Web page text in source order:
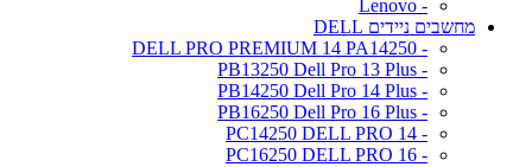
- Lenovo
מחשבים ניידים DELL
- DELL PRO PREMIUM 14 PA14250
- PB13250 Dell Pro 13 Plus
- PB14250 Dell Pro 14 Plus
- PB16250 Dell Pro 16 Plus
- PC14250 DELL PRO 14
- PC16250 DELL PRO 16